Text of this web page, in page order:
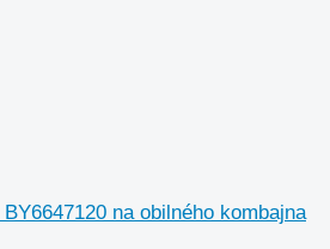
na obilného kombajna